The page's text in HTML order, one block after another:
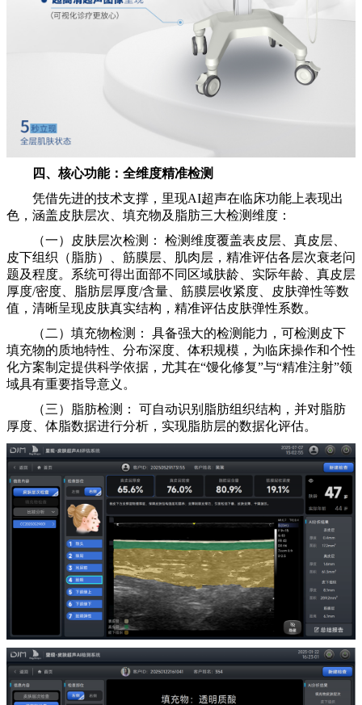
四、核心功能：全维度精准检测
凭借先进的技术支撑，里现AI超声在临床功能上表现出
色，涵盖皮肤层次、填充物及脂肪三大检测维度：
（一）皮肤层次检测： 检测维度覆盖表皮层、真皮层、
皮下组织（脂肪）、筋膜层、肌肉层，精准评估各层次衰老问
题及程度。系统可得出面部不同区域肤龄、实际年龄、真皮层
厚度/密度、脂肪层厚度/含量、筋膜层收紧度、皮肤弹性等数
值，清晰呈现皮肤真实结构，精准评估皮肤弹性系数。
（二）填充物检测： 具备强大的检测能力，可检测皮下
填充物的质地特性、分布深度、体积规模，为临床操作和个性
化方案制定提供科学依据，尤其在“馒化修复”与“精准注射”领
域具有重要指导意义。
（三）脂肪检测： 可自动识别脂肪组织结构，并对脂肪
厚度、体脂数据进行分析，实现脂肪层的数据化评估。